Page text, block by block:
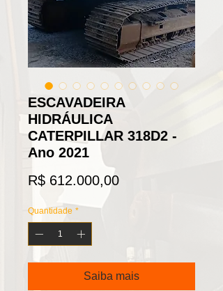
ESCAVADEIRA
HIDRÁULICA
CATERPILLAR 318D2 -
Ano 2021
R$ 612.000,00Preço
Quantidade *
Saiba mais